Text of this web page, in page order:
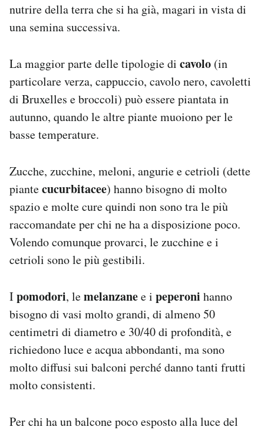
nutrire della terra che si ha già, magari in vista di
una semina successiva.
La maggior parte delle tipologie di cavolo (in
particolare verza, cappuccio, cavolo nero, cavoletti
di Bruxelles e broccoli) può essere piantata in
autunno, quando le altre piante muoiono per le
basse temperature.
Zucche, zucchine, meloni, angurie e cetrioli (dette
piantecucurbitacee) hanno bisogno di molto
spazio e molte cure quindi non sono tra le più
raccomandate per chi ne ha a disposizione poco.
Volendo comunque provarci, le zucchine e i
cetrioli sono le più gestibili.
Ipomodori, lemelanzanee i peperoni hanno
bisogno di vasi molto grandi, di almeno 50
centimetri di diametro e 30/40 di profondità, e
richiedono luce e acqua abbondanti, ma sono
molto diffusi sui balconi perché danno tanti frutti
molto consistenti.
Per chi ha un balcone poco esposto alla luce del